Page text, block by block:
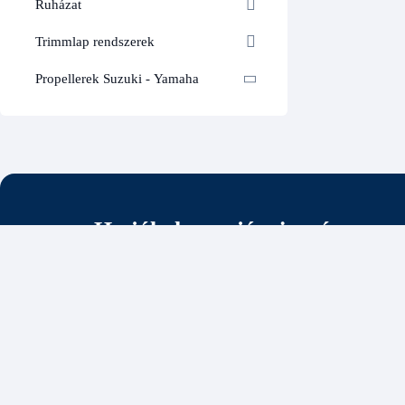
Ruházat
Trimmlap rendszerek
Propellerek Suzuki - Yamaha
Ha jól akarsz járni a vízen